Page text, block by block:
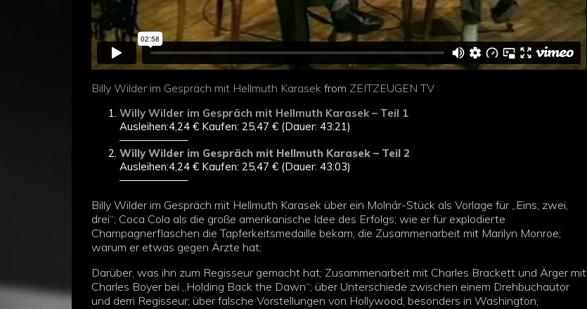
Billy Wilder im Gespräch mit Hellmuth Karasekfrom ZEITZEUGEN TV
Willy Wilder im Gespräch mit Hellmuth Karasek – Teil 1
Ausleihen:4,24 € Kaufen: 25,47 € (Dauer: 43:21)
——————–
Willy Wilder im Gespräch mit Hellmuth Karasek – Teil 2
Ausleihen:4,24 € Kaufen: 25,47 € (Dauer: 43:03)
——————–
Billy Wilder im Gespräch mit Hellmuth Karasek über ein Molnár-Stück als Vorlage für „Eins, zwei,
drei“; Coca Cola als die große amerikanische Idee des Erfolgs; wie er für explodierte
Champagnerflaschen die Tapferkeitsmedaille bekam; die Zusammenarbeit mit Marilyn Monroe;
warum er etwas gegen Ärzte hat;
Darüber, was ihn zum Regisseur gemacht hat; Zusammenarbeit mit Charles Brackett und Ärger mit
Charles Boyer bei „Holding Back the Dawn“; über Unterschiede zwischen einem Drehbuchautor
und dem Regisseur; über falsche Vorstellungen von Hollywood, besonders in Washington;